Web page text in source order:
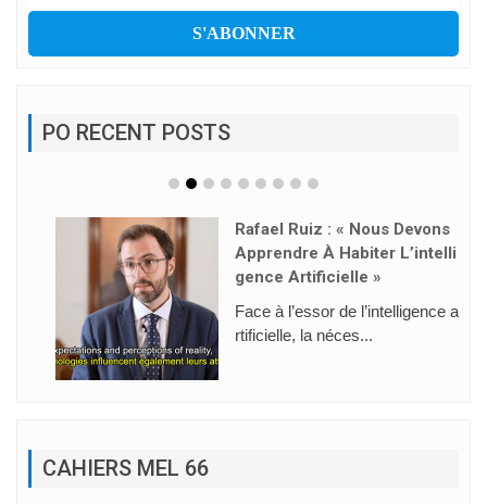
PO RECENT POSTS
Rafael Ruiz : « Nous Devons
Apprendre À Habiter L’intelli
Gence Artificielle »
Face à l’essor de l’intelligence a
rtificielle, la néces...
CAHIERS MEL 66